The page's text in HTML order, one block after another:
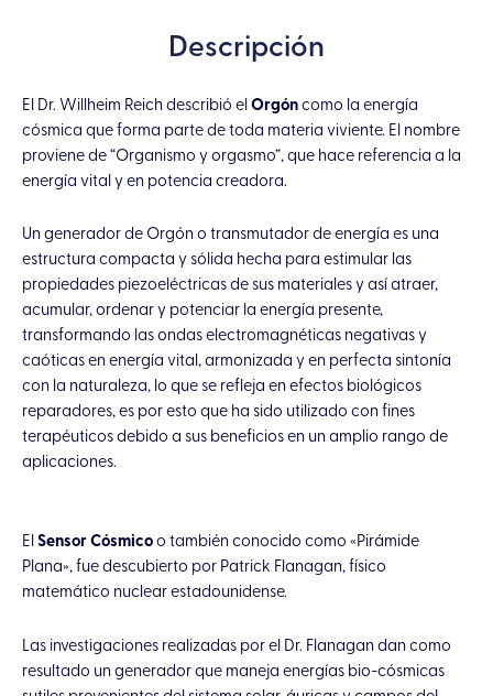
Aventurina
cantidad
Descripción
El Dr. Willheim Reich describió el Orgón como la energía
cósmica que forma parte de toda materia viviente. El nombre
proviene de “Organismo y orgasmo”, que hace referencia a la
energía vital y en potencia creadora.
Un generador de Orgón o transmutador de energía es una
estructura compacta y sólida hecha para estimular las
propiedades piezoeléctricas de sus materiales y así atraer,
acumular, ordenar y potenciar la energía presente,
transformando las ondas electromagnéticas negativas y
caóticas en energía vital, armonizada y en perfecta sintonía
con la naturaleza, lo que se refleja en efectos biológicos
reparadores, es por esto que ha sido utilizado con fines
terapéuticos debido a sus beneficios en un amplio rango de
aplicaciones.
El Sensor Cósmico o también conocido como «Pirámide
Plana», fue descubierto por Patrick Flanagan, físico
matemático nuclear estadounidense.
Las investigaciones realizadas por el Dr. Flanagan dan como
resultado un generador que maneja energías bio-cósmicas